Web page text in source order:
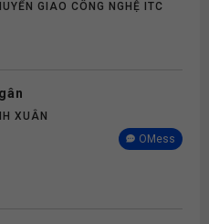
GIAO CÔNG NGHỆ ITC
XUÂN
OMess